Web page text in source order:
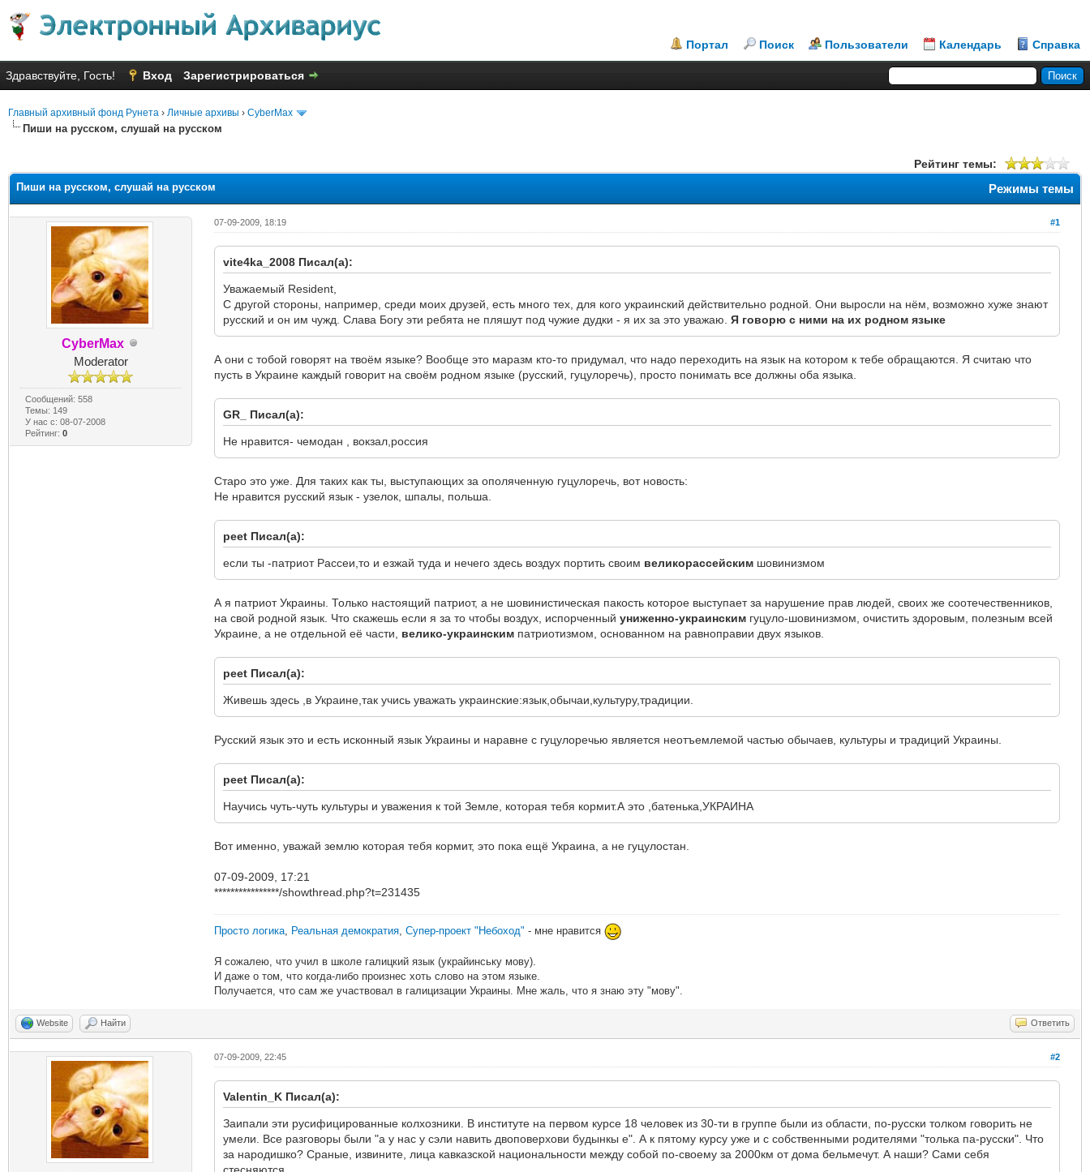
Портал Поиск Пользователи Календарь Справка
Здравствуйте, Гость! Вход Зарегистрироваться
Главный архивный фонд Рунета › Личные архивы › CyberMax
Пиши на русском, слушай на русском
Рейтинг темы:
Режимы темы
Пиши на русском, слушай на русском
CyberMax
Moderator
Сообщений: 558
Темы: 149
У нас с: 08-07-2008
Рейтинг:0
#1
07-09-2009, 18:19
vite4ka_2008 Писал(а):
Уважаемый Resident,
С другой стороны, например, среди моих друзей, есть много тех, для кого украинский действительно родной. Они выросли на нём, возможно хуже знают
русский и он им чужд. Слава Богу эти ребята не пляшут под чужие дудки - я их за это уважаю. Я говорю с ними на их родном языке
А они с тобой говорят на твоём языке? Вообще это маразм кто-то придумал, что надо переходить на язык на котором к тебе обращаются. Я считаю что
пусть в Украине каждый говорит на своём родном языке (русский, гуцулоречь), просто понимать все должны оба языка.
GR_ Писал(а):
Не нравится- чемодан , вокзал,россия
Старо это уже. Для таких как ты, выступающих за ополяченную гуцулоречь, вот новость:
Не нравится русский язык - узелок, шпалы, польша.
peet Писал(а):
если ты -патриот Рассеи,то и езжай туда и нечего здесь воздух портить своим великорассейскимшовинизмом
А я патриот Украины. Только настоящий патриот, а не шовинистическая пакость которое выступает за нарушение прав людей, своих же соотечественников,
на свой родной язык. Что скажешь если я за то чтобы воздух, испорченный униженно-украинскимгуцуло-шовинизмом, очистить здоровым, полезным всей
Украине, а не отдельной её части, велико-украинскимпатриотизмом, основанном на равноправии двух языков.
peet Писал(а):
Живешь здесь ,в Украине,так учись уважать украинские:язык,обычаи,культуру,традиции.
Русский язык это и есть исконный язык Украины и наравне с гуцулоречью является неотъемлемой частью обычаев, культуры и традиций Украины.
peet Писал(а):
Научись чуть-чуть культуры и уважения к той Земле, которая тебя кормит.А это ,батенька,УКРАИНА
Вот именно, уважай землю которая тебя кормит, это пока ещё Украина, а не гуцулостан.
07-09-2009, 17:21
****************/showthread.php?t=231435
Просто логика, Реальная демократия, Супер-проект "Небоход" - мне нравится
Я сожалею, что учил в школе галицкий язык (украйинську мову).
И даже о том, что когда-либо произнес хоть слово на этом языке.
Получается, что сам же участвовал в галицизации Украины. Мне жаль, что я знаю эту "мову".
Website Найти Ответить
#2
07-09-2009, 22:45
Valentin_K Писал(а):
Заипали эти русифицированные колхозники. В институте на первом курсе 18 человек из 30-ти в группе были из области, по-русски толком говорить не
умели. Все разговоры были "а у нас у сэли навить двоповерхови будынкы е". А к пятому курсу уже и с собственными родителями "толька па-русски". Что
за народишко? Сраные, извините, лица кавказской национальности между собой по-своему за 2000км от дома бельмечут. А наши? Сами себя